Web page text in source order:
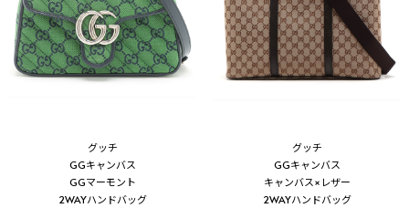
グッチ
GGキャンバス
GGマーモント
2WAYハンドバッグ
グッチ
GGキャンバス
キャンバス×レザー
2WAYハンドバッグ